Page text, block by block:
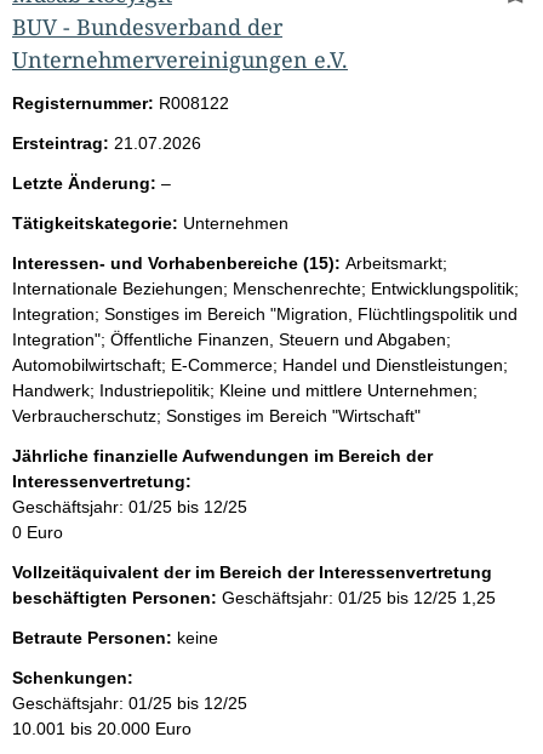
BUV - Bundesverband der
Unternehmervereinigungen e.V.
Registernummer: R008122
Ersteintrag: 21.07.2026
Letzte Änderung: –l
e
r
Tätigkeitskategorie: Unternehmen
Interessen- und Vorhabenbereiche (15): Arbeitsmarkt;
Internationale Beziehungen; Menschenrechte; Entwicklungspolitik;
Integration; Sonstiges im Bereich "Migration, Flüchtlingspolitik und
Integration"; Öffentliche Finanzen, Steuern und Abgaben;
Automobilwirtschaft; E-Commerce; Handel und Dienstleistungen;
Handwerk; Industriepolitik; Kleine und mittlere Unternehmen;
Verbraucherschutz; Sonstiges im Bereich "Wirtschaft"
Jährliche finanzielle Aufwendungen im Bereich der
Interessenvertretung:
Geschäftsjahr: 01/25 bis 12/25
0 Euro
Vollzeitäquivalent der im Bereich der Interessenvertretung
beschäftigten Personen: Geschäftsjahr: 01/25 bis 12/25 1,25
Betraute Personen: keine
Schenkungen:
Geschäftsjahr: 01/25 bis 12/25
10.001 bis 20.000 Euro